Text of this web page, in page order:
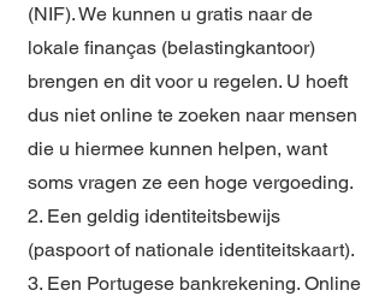
(NIF). We kunnen u gratis naar de
lokale finanças (belastingkantoor)
brengen en dit voor u regelen. U hoeft
dus niet online te zoeken naar mensen
die u hiermee kunnen helpen, want
soms vragen ze een hoge vergoeding.
2. Een geldig identiteitsbewijs
(paspoort of nationale identiteitskaart).
3. Een Portugese bankrekening. Online